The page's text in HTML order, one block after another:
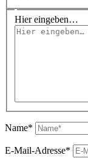
Hier eingeben…
Name*
E-Mail-Adresse*